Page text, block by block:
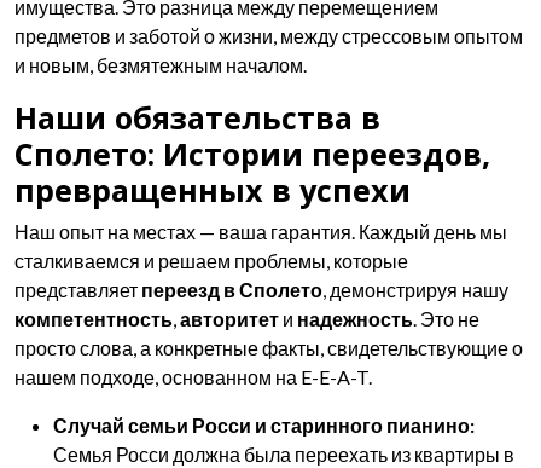
имущества. Это разница между перемещением
предметов и заботой о жизни, между стрессовым опытом
и новым, безмятежным началом.
Наши обязательства в
Сполето: Истории переездов,
превращенных в успехи
Наш опыт на местах — ваша гарантия. Каждый день мы
сталкиваемся и решаем проблемы, которые
представляет переезд в Сполето, демонстрируя нашу
компетентность,авторитет и надежность. Это не
просто слова, а конкретные факты, свидетельствующие о
нашем подходе, основанном на E-E-A-T.
Случай семьи Росси и старинного пианино:
Семья Росси должна была переехать из квартиры в